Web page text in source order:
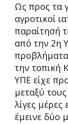
Ως προς τα
αγροτικοί
παραίτησή
από την 2η
την τοπική
ΥΠΕ είχε
μεταξύ
λίγες μέρες
έμεινε δύο